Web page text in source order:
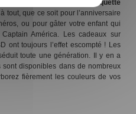
pas votre superbe
casquette
tout, que ce soit pour l’anniversaire
ou pour gâter votre enfant qui
América. Les cadeaux sur
ont toujours l’effet escompté ! Les
toute une génération. Il y en a
disponibles dans de nombreux
fièrement les couleurs de vos